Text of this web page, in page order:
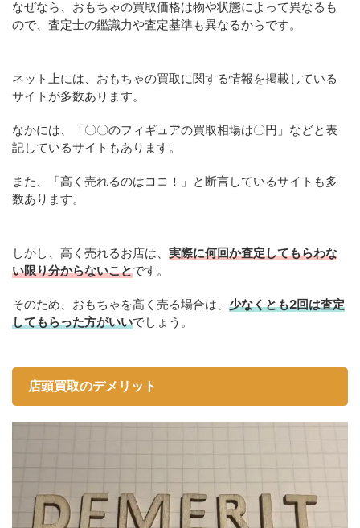
なぜなら、おもちゃの買取価格は物や状態によって異なるも
ので、査定士の鑑識力や査定基準も異なるからです。
ネット上には、おもちゃの買取に関する情報を掲載している
サイトが多数あります。
なかには、「〇〇のフィギュアの買取相場は〇円」などと表
記しているサイトもあります。
また、「高く売れるのはココ！」と断言しているサイトも多
数あります。
しかし、高く売れるお店は、 実際に何回か査定してもらわな
い限り分からないことです。
そのため、おもちゃを高く売る場合は、 少なくとも2回は査定
してもらった方がいいでしょう。
店頭買取のデメリット